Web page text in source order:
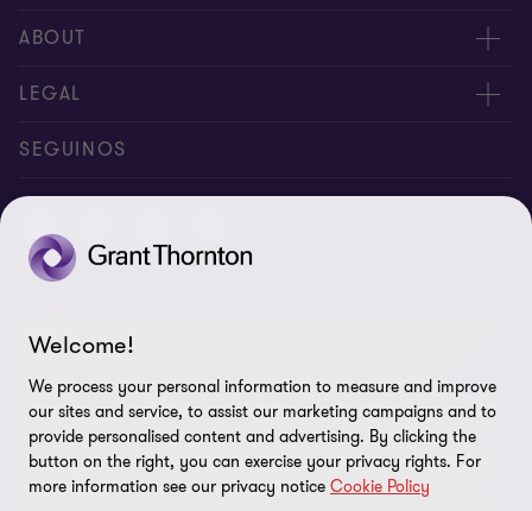
Nuestra gente
Contáctenos
ABOUT
Acerca de nosotros
Carreras
LEGAL
Exención de responsabilidades
Política de Privacidad
Certificado LSQA
Preferencias de cookies
SEGUINOS
© 2026 Grant Thornton Uruguay. Todos los derechos reservados.
'Grant Thornton' se refiere a la marca bajo la cual las firmas
miembro de Grant Thornton prestan servicios de auditoría,
impuestos y consultoría a sus clientes, y/o se refiere a una o más
firmas miembro, según lo requiera el contexto. Grant Thornton
Uruguay es una firma miembro de Grant Thornton International
Ltd (GTIL). GTIL y las firmas miembro no forman una sociedad
Welcome!
We process your personal information to measure and improve
our sites and service, to assist our marketing campaigns and to
provide personalised content and advertising. By clicking the
button on the right, you can exercise your privacy rights. For
more information see our privacy notice Cookie Policy